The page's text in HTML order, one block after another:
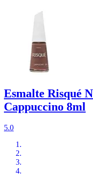
Esmalte Risqué
Cappuccino 8ml
5.0